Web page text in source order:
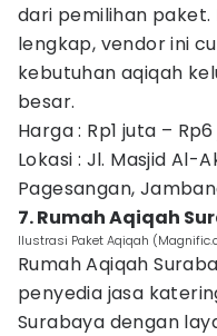
dari pemilihan
lengkap, vendor ini
kebutuhan aqiqah
besar.
Harga : Rp1 juta –
Lokasi : Jl. Masjid Al-
Pagesangan,
7. Rumah Aqiqah
Ilustrasi Paket Aqiqah
Rumah Aqiqah
penyedia jasa
Surabaya dengan